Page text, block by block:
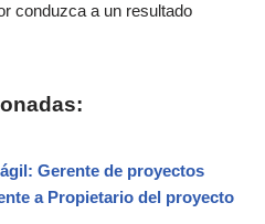
conduzca a un resultado
Gerente de proyectos
a Propietario del proyecto